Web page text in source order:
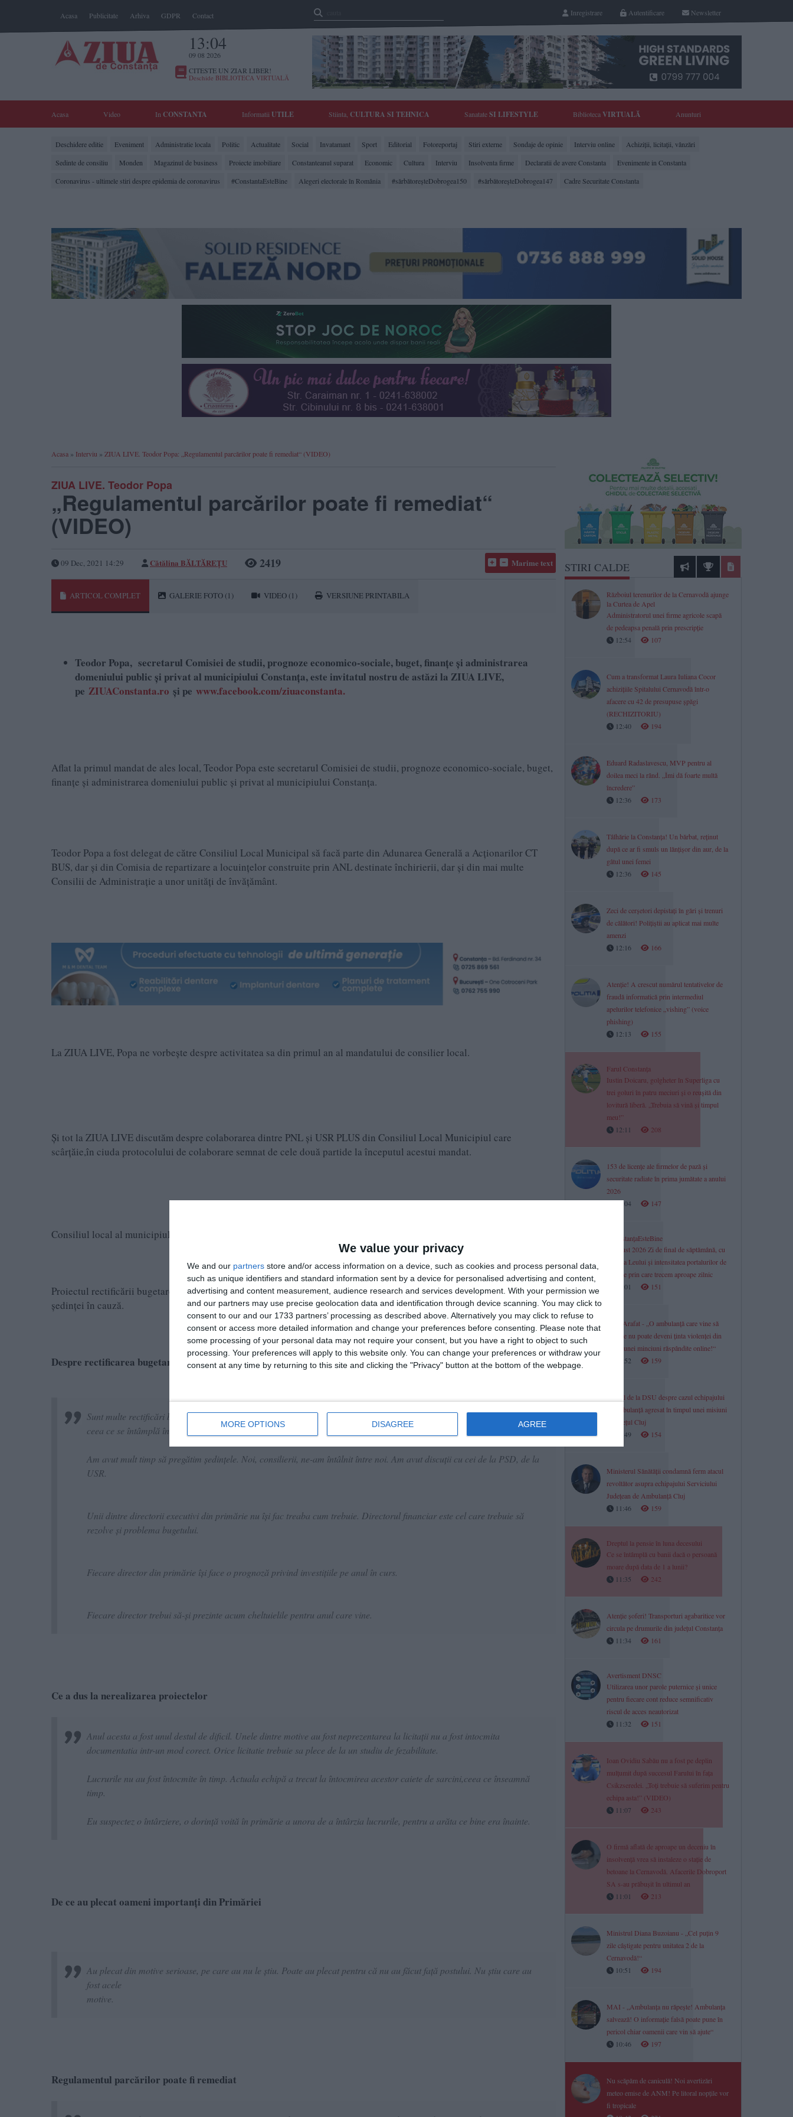
We value your privacy
We and our partners store and/or access information on a device, such as cookies and process personal data,
such as unique identifiers and standard information sent by a device for personalised advertising and content,
advertising and content measurement, audience research and services development. With your permission we
and our partners may use precise geolocation data and identification through device scanning. You may click to
consent to our and our 1733 partners’ processing as described above. Alternatively you may click to refuse to
consent or access more detailed information and change your preferences before consenting.
Please note that
some processing of your personal data may not require your consent, but you have a right to object to such
processing. Your preferences will apply to this website only. You can change your preferences or withdraw your
consent at any time by returning to this site and clicking the "Privacy" button at the bottom of the webpage.
MORE OPTIONS DISAGREE AGREE
Acasa Publicitate Arhiva GDPR Contact Newsletter
Autentificare
Inregistrare
13:04
09 08 2026
CITESTE UN ZIAR LIBER!
Deschide BIBLIOTECA VIRTUALĂ
Acasa Video In CONSTANTA Informatii UTILE Stiinta, CULTURA SI TEHNICA SanatateSI LIFESTYLE BibliotecaVIRTUALĂ Anunturi
Deschidere editie Eveniment Administratie locala Politic Actualitate Social Invatamant Sport Editorial Fotoreportaj Stiri externe Sondaje de opinie Interviu online
Achiziții, licitații, vânzări
Sedinte de consiliu
Monden Magazinul de business Proiecte imobiliare Constanteanul suparat Economic Cultura Interviu Insolventa firme Declaratii de avere Constanta
Evenimente in Constanta
Coronavirus - ultimele stiri despre epidemia de coronavirus
#ConstantaEsteBine Alegeri electorale în România #sărbătoreşteDobrogea150 #sărbătoreşteDobrogea147 Cadre Securitate Constanta
Acasa » Interviu » ZIUA LIVE. Teodor Popa: „Regulamentul parcărilor poate fi remediat“ (VIDEO)
ZIUA LIVE. Teodor Popa
„Regulamentul parcărilor poate fi remediat“
(VIDEO)
09 Dec, 2021 14:29 Cătălina BĂLTĂREȚU 2419 Marime text
ARTICOL COMPLET GALERIE FOTO (1) VIDEO (1) VERSIUNE PRINTABILA
Teodor Popa, secretarul Comisiei de studii, prognoze economico-sociale, buget, finanțe și administrarea
domeniului public și privat al municipiului Constanța, este invitatul nostru de astăzi la ZIUA LIVE,
pe ZIUAConstanta.ro și pe www.facebook.com/ziuaconstanta.
Aflat la primul mandat de ales local, Teodor Popa este secretarul Comisiei de studii, prognoze economico-sociale, buget,
finanțe și administrarea domeniului public și privat al municipiului Constanța.
Teodor Popa a fost delegat de către Consiliul Local Municipal să facă parte din Adunarea Generală a Acționarilor CT
BUS, dar și din Comisia de repartizare a locuințelor construite prin ANL destinate închirierii, dar și din mai multe
Consilii de Administrație a unor unități de învățământ.
La ZIUA LIVE, Popa ne vorbește despre activitatea sa din primul an al mandatului de consilier local.
Și tot la ZIUA LIVE discutăm despre colaborarea dintre PNL și USR PLUS din Consiliul Local Municipiul care
scârțăie,în ciuda protocolului de colaborare semnat de cele două partide la începutul acestui mandat.
Consiliul local al municipiului Constanţa, s-a reunit în şedinţă extraordinară, azi 09 decembrie.
Proiectul rectificării bugetare a trecut cu 22 de voturi pentru, urmând să se treacă la ultimul punct de pe ordinea de zi a
ședinței în cauză.
Despre rectificarea bugetară
Sunt multe rectificări bugetare. Fac parte din Comisia de Buget Finanțe, chiar secretarul. Suntem foarte puțin informați de
ceea ce se întâmplă în Primărie. Majoritatea celor care lucrează în primărie, ne pun stop.
Am avut mult timp să pregătim ședințele. Noi, consilierii, ne-am întâlnit între noi. Am avut discuții cu cei de la PSD, de la
USR.
Unii dintre directorii executivi din primărie nu își fac treaba cum trebuie. Directorul financiar este cel care trebuie să
rezolve și problema bugetului.
Fiecare director din primărie își face o prognoză privind investițiile pe anul în curs.
Fiecare director trebui să-și prezinte acum cheltuielile pentru anul care vine.
Ce a dus la nerealizarea proiectelor
Anul acesta a fost unul destul de dificil. Unele dintre motive au fost neprezentarea la licitații nu a fost intocmita
documentatia intr-un mod corect. Orice licitatie trebuie sa plece de la un studiu de fezabilitate.
Lucrurile nu au fost întocmite în timp. Actuala echipă a trecut la întocmirea acestor caiete de sarcini,ceea ce înseamnă
timp.
Eu suspectez o întârziere, o dorință voită în primărie a unora de a întârzia lucrurile, pentru a arăta ce bine era înainte.
De ce au plecat oameni importanți din Primăriei
Au plecat din motive serioase, pe care au nu le știu. Poate au plecat pentru că nu au făcut față postului. Nu știu care au
fost acele
motive.
Regulamentul parcărilor poate fi remediat
STIRI CALDE
Războiul terenurilor de la Cernavodă ajunge
la Curtea de Apel
Administratorul unei firme agricole scapă
de pedeapsa penală prin prescripție
12:54
107
Cum a transformat Laura Iuliana Cocor
achizițiile Spitalului Cernavodă într-o
afacere cu 42 de presupuse șpăgi
(RECHIZITORIU)
12:40
194
Eduard Radaslavescu, MVP pentru al
doilea meci la rând. „Îmi dă foarte multă
încredere”
12:36
173
Tâlhărie la Constanța! Un bărbat, reținut
după ce ar fi smuls un lănțișor din aur, de la
gâtul unei femei
12:36
145
Zeci de cerșetori depistați în gări și trenuri
de călători! Polițiștii au aplicat mai multe
amenzi
12:16
166
Atenție! A crescut numărul tentativelor de
fraudă informatică prin intermediul
apelurilor telefonice „vishing” (voice
phishing)
12:13
155
Farul Constanța
Iustin Doicaru, golgheter în Superliga cu
trei goluri în patru meciuri și o reușită din
lovitură liberă. „Trebuia să vină și timpul
meu!”
12:11
208
153 de licențe ale firmelor de pază și
securitate radiate în prima jumătate a anului
2026
12:04
147
#ConstanțaEsteBine
9 august 2026 Zi de final de săptămână, cu
energia Leului și intensitatea portalurilor de
energie prin care trecem aproape zilnic
12:01
151
Raed Arafat - „O ambulanță care vine să
salveze nu poate deveni ținta violenței din
cauza unei minciuni răspândite online!“
11:52
159
Oficial de la DSU despre cazul echipajului
de ambulanță agresat în timpul unei misiuni
în județul Cluj
11:49
154
Ministerul Sănătății condamnă ferm atacul
revoltător asupra echipajului Serviciului
Județean de Ambulanță Cluj
11:46
159
Dreptul la pensie în luna decesului
Ce se întâmplă cu banii dacă o persoană
moare după data de 1 a lunii?
11:35
242
Atenție șoferi! Transporturi agabaritice vor
circula pe drumurile din județul Constanța
11:34
161
Avertisment DNSC
Utilizarea unor parole puternice și unice
pentru fiecare cont reduce semnificativ
riscul de acces neautorizat
11:32
151
Ioan Ovidiu Sabău nu a fost pe deplin
mulțumit după succesul Farului în fața
Csikzseredei. „Toți trebuie să suferim pentru
echipa asta!” (VIDEO)
11:07
243
O firmă aflată de aproape un deceniu în
insolvență vrea să instaleze o stație de
betoane la Cernavodă. Afacerile Dobroport
SA s-au prăbușit în ultimul an
11:01
213
Ministrul Diana Buzoianu - „Cel puțin 9
zile câștigate pentru unitatea 2 de la
Cernavodă!“
10:51
194
MAI - „Ambulanța nu răpește! Ambulanța
salvează! O informație falsă poate pune în
pericol chiar oamenii care vin să ajute“
10:46
197
Nu scăpăm de caniculă! Noi avertizări
meteo emise de ANM! Pe litoral nopțile vor
fi tropicale